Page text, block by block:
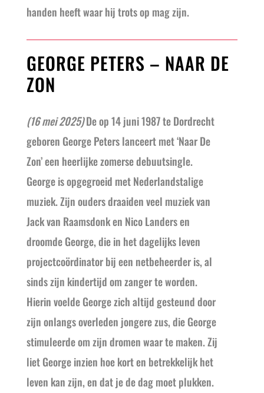
handen heeft waar hij trots op mag zijn.
GEORGE PETERS – NAAR DE
ZON
(16 mei 2025)De op 14 juni 1987 te Dordrecht
geboren George Peters lanceert met ‘Naar De
Zon’ een heerlijke zomerse debuutsingle.
George is opgegroeid met Nederlandstalige
muziek. Zijn ouders draaiden veel muziek van
Jack van Raamsdonk en Nico Landers en
droomde George, die in het dagelijks leven
projectcoördinator bij een netbeheerder is, al
sinds zijn kindertijd om zanger te worden.
Hierin voelde George zich altijd gesteund door
zijn onlangs overleden jongere zus, die George
stimuleerde om zijn dromen waar te maken. Zij
liet George inzien hoe kort en betrekkelijk het
leven kan zijn, en dat je de dag moet plukken.